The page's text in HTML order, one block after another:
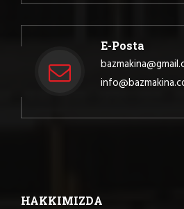
E-Posta
HAKKIMIZDA